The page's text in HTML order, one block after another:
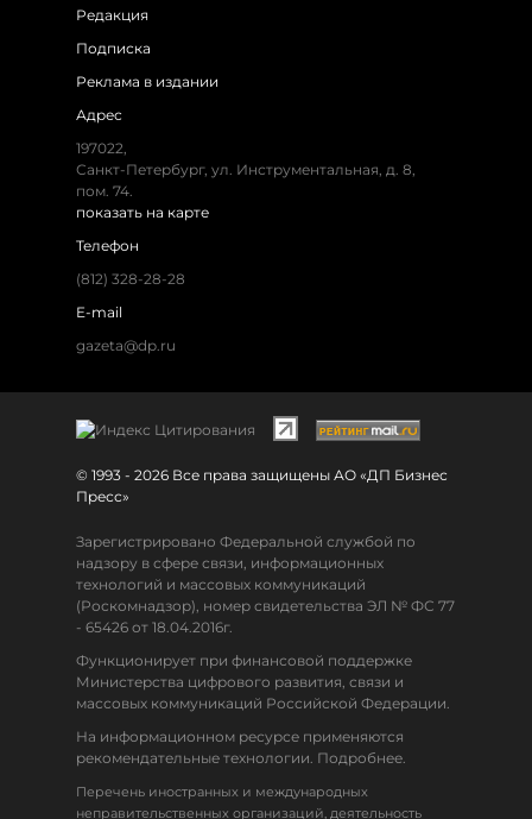
Редакция
Подписка
Реклама в издании
Адрес
197022,
Санкт-Петербург, ул. Инструментальная, д. 8,
пом. 74.
показать на карте
Телефон
(812) 328-28-28
E-mail
gazeta@dp.ru
© 1993 - 2026 Все права защищены АО «ДП Бизнес
Пресс»
Зарегистрировано Федеральной службой по
надзору в сфере связи, информационных
технологий и массовых коммуникаций
(Роскомнадзор), номер свидетельства ЭЛ № ФС 77
- 65426 от 18.04.2016г.
Функционирует при финансовой поддержке
Министерства цифрового развития, связи и
массовых коммуникаций Российской Федерации.
На информационном ресурсе применяются
рекомендательные технологии. Подробнее.
Перечень иностранных и международных
неправительственных организаций, деятельность